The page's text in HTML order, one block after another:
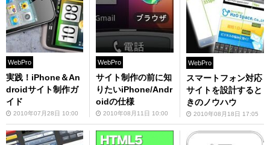
WebPro
実践！iPhone＆An
droidサイト制作ガ
イド
2010年07月28日 10:00
WebPro
サイト制作の前に知
りたいiPhone/Andr
oidの仕様
2010年08月11日 10:00
WebPro
スマートフォン対応
サイトを設計すると
きのノウハウ
2010年08月18日 17:05